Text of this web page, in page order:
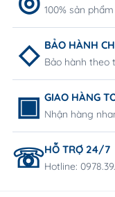
100% sản
BẢO HÀNH
Bảo hành theo
GIAO HÀNG
Nhận hàng
HỖ TRỢ 24/7
Hotline: